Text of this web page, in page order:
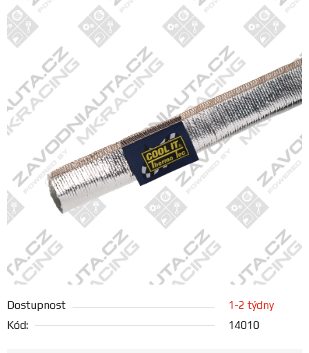
JEZDEC
TÝM
SERVIS
FANOUŠCI
Profil
firmy
Obchodní
podmínky
Doprava
Blog
Dostupnost
1-2 týdny
Kód:
14010